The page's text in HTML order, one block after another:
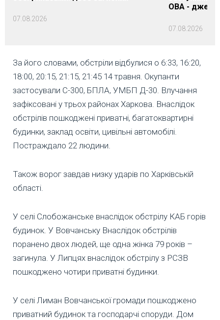
07.08.2026
ОВА -
07.08.2026
За його словами, обстріли відбулися о 6:33, 16:20,
18:00, 20:15, 21:15, 21:45 14 травня. Окупанти
застосували С-300, БПЛА, УМБП Д-30. Влучання
зафіксовані у трьох районах Харкова. Внаслідок
обстрілів пошкоджені приватні, багатоквартирні
будинки, заклад освіти, цивільні автомобілі.
Постраждало 22 людини.
Також ворог завдав низку ударів по Харківській
області.
У селі Слобожанське внаслідок обстрілу КАБ горів
будинок. У Вовчанську Внаслідок обстрілів
поранено двох людей, ще одна жінка 79 років –
загинула. У Липцях внаслідок обстрілу з РСЗВ
пошкоджено чотири приватні будинки.
У селі Лиман Вовчанської громади пошкоджено
приватний будинок та господарчі споруди. Дом